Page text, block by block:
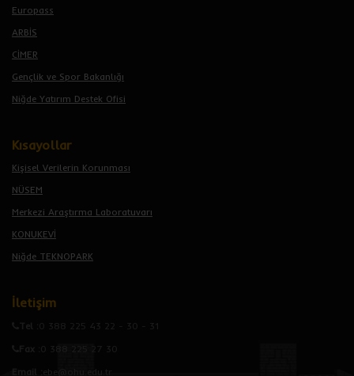
Europass
ARBİS
CİMER
Gençlik ve Spor Bakanlığı
Niğde Yatırım Destek Ofisi
Kısayollar
Kişisel Verilerin Korunması
NÜSEM
Merkezi Araştırma Laboratuvarı
KONUKEVİ
Niğde TEKNOPARK
İletişim